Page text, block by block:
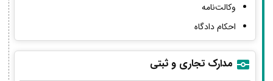
وکالت‌نامه
احکام دادگاه
مدارک تجاری و ثبتی